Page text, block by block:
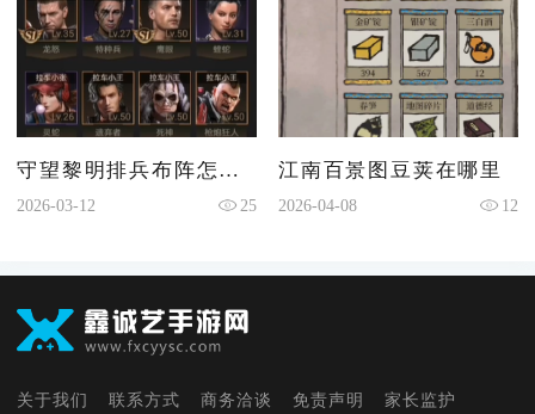
守望黎明排兵布阵怎么用技能
2026-03-12 25
江南百景图豆荚在哪里
2026-04-08 12
关于我们 联系方式 商务洽谈 免责声明 家长监护